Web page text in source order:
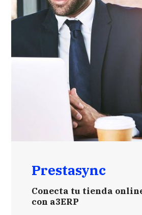
Prestasync
Conecta tu tienda
con a3ERP